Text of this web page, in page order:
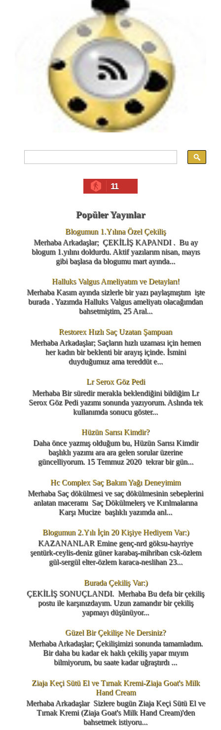
11
Popüler Yayınlar
Blogumun 1.Yılına Özel Çekiliş
Merhaba Arkadaşlar; ÇEKİLİŞ KAPANDI . Bu ay
blogum 1.yılını doldurdu. Aktif yazılarım nisan, mayıs
gibi başlasa da blogumu mart ayında...
Halluks Valgus Ameliyatım ve Detayları!
Merhaba Kasım ayında sizlerle bir yazı paylaşmıştım işte
burada . Yazımda Halluks Valgus ameliyatı olacağımdan
bahsetmiştim, 25 Aral...
Restorex Hızlı Saç Uzatan Şampuan
Merhaba Arkadaşlar; Saçların hızlı uzaması için hemen
her kadın bir beklenti bir arayış içinde. İsmini
duyduğumuz ama tereddüt e...
Lr Serox Göz Pedi
Merhaba Bir süredir merakla beklendiğini bildiğim Lr
Serox Göz Pedi yazımı sonunda yazıyorum. Aslında tek
kullanımda sonucu göster...
Hüzün Sarısı Kimdir?
Daha önce yazmış olduğum bu, Hüzün Sarısı Kimdir
başlıklı yazımı ara ara gelen sorular üzerine
güncelliyorum. 15 Temmuz 2020 tekrar bir gün...
Hc Complex Saç Bakım Yağı Deneyimim
Merhaba Saç dökülmesi ve saç dökülmesinin sebeplerini
anlatan maceramı Saç Dökülmelerş ve Kırılmalarına
Karşı Mucize başlıklı yazımda anl...
Blogumun 2.Yılı İçin 20 Kişiye Hediyem Var:)
KAZANANLAR Emine genç-nrd göksu-hayriye
şentürk-ceylis-deniz güner karabaş-mihriban csk-özlem
gül-sergül elter-özlem karaca-neslihan 23...
Burada Çekiliş Var:)
ÇEKİLİŞ SONUÇLANDI. Merhaba Bu defa bir çekiliş
postu ile karşınızdayım. Uzun zamandır bir çekiliş
yapmayı düşünüyor...
Güzel Bir Çekilişe Ne Dersiniz?
Merhaba Arkadaşlar; Çekilişimizi sonunda tamamladım.
Bir daha bu kadar ek haklı çekiliş yapar mıyım
bilmiyorum, bu saate kadar uğraştırdı ...
Ziaja Keçi Sütü El ve Tırnak Kremi-Ziaja Goat's Milk
Hand Cream
Merhaba Arkadaşlar Sizlere bugün Ziaja Keçi Sütü El ve
Tırnak Kremi (Ziaja Goat's Milk Hand Cream)'den
bahsetmek istiyoru...